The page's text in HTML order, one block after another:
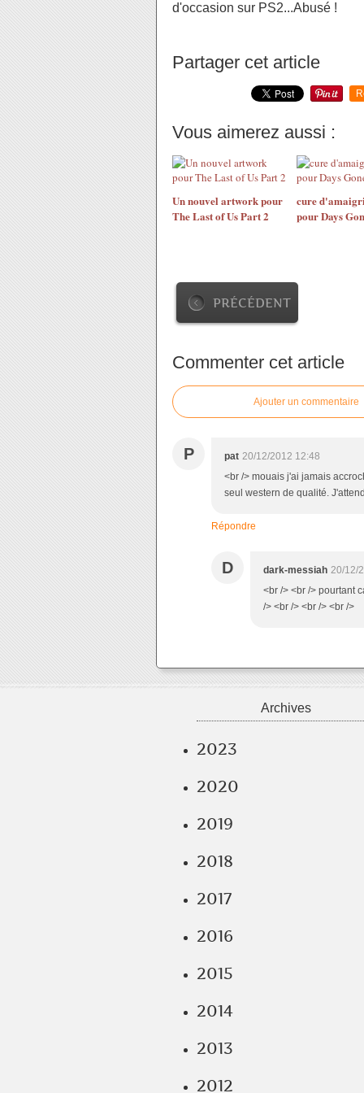
d'occasion sur PS2...Abusé !
Partager cet article
Vous aimerez aussi :
Un nouvel artwork pour
The Last of Us Part 2
cure
pour Days
PRÉCÉDENT
Commenter cet article
Ajouter un commentaire
P pat 20/12/2012 12:48
<br /> mouais j'ai jamais
seul western de qualité.
Répondre
D dark-messiah 20/12/
<br /> <br /> pourtant
/> <br /> <br /> <br />
Archives
2023
2020
2019
2018
2017
2016
2015
2014
2013
2012